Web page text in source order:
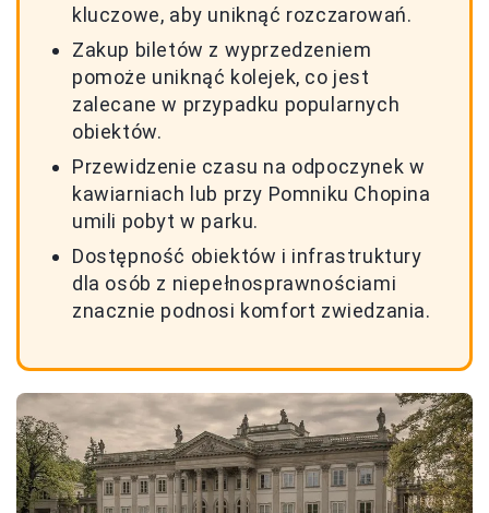
kluczowe, aby uniknąć rozczarowań.
Zakup biletów z wyprzedzeniem
pomoże uniknąć kolejek, co jest
zalecane w przypadku popularnych
obiektów.
Przewidzenie czasu na odpoczynek w
kawiarniach lub przy Pomniku Chopina
umili pobyt w parku.
Dostępność obiektów i infrastruktury
dla osób z niepełnosprawnościami
znacznie podnosi komfort zwiedzania.